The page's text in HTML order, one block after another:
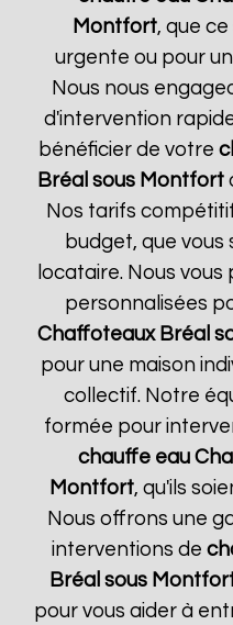
Montfort, que
urgente ou pour
Nous nous
d'intervention
bénéficier de votre
Bréal sous Montfort
Nos tarifs
budget, que
locataire. Nous
personnalisées
Chaffoteaux Bréal
pour une maison
collectif. Notre
formée pour
chauffe eau
Montfort, qu'ils
Nous offrons une
interventions de
Bréal sous
pour vous aider à